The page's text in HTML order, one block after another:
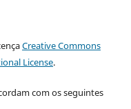
Creative Commons
License.
com os seguintes